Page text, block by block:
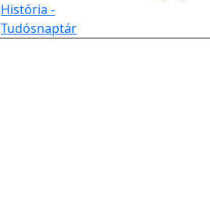
História -
Tudósnaptár